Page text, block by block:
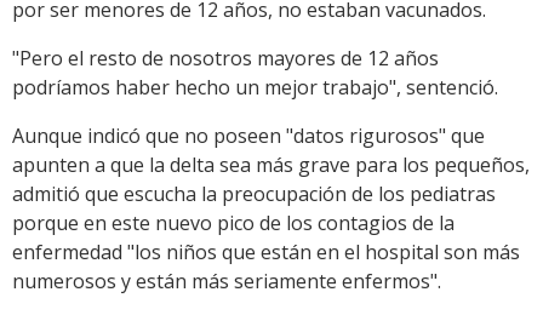
por ser menores de 12 años, no estaban vacunados.
"Pero el resto de nosotros mayores de 12 años
podríamos haber hecho un mejor trabajo", sentenció.
Aunque indicó que no poseen "datos rigurosos" que
apunten a que la delta sea más grave para los pequeños,
admitió que escucha la preocupación de los pediatras
porque en este nuevo pico de los contagios de la
enfermedad "los niños que están en el hospital son más
numerosos y están más seriamente enfermos".